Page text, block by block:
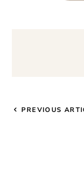
PREVIOUS